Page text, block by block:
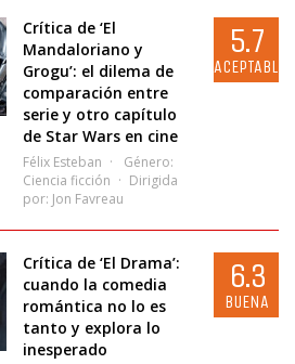
Crítica de ‘El
Mandaloriano y
Grogu’: el dilema de
comparación entre
serie y otro capítulo
de Star Wars en cine
Félix Esteban
Género:
Ciencia ficción
Dirigida
por: Jon Favreau
5.7
ACEPTABLE
Crítica de ‘El Drama’:
cuando la comedia
romántica no lo es
tanto y explora lo
inesperado
6.3
BUENA